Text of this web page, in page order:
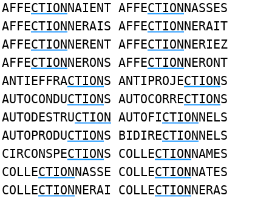
AFFECTIONNAIENT AFFECTIONNASSES
AFFECTIONNERAIS AFFECTIONNERAIT
AFFECTIONNERENT AFFECTIONNERIEZ
AFFECTIONNERONS AFFECTIONNERONT
ANTIEFFRACTIONS ANTIPROJECTIONS
AUTOCONDUCTIONS AUTOCORRECTIONS
AUTODESTRUCTION AUTOFICTIONNELS
AUTOPRODUCTIONS BIDIRECTIONNELS
CIRCONSPECTIONS COLLECTIONNAMES
COLLECTIONNASSE COLLECTIONNATES
COLLECTIONNERAI COLLECTIONNERAS